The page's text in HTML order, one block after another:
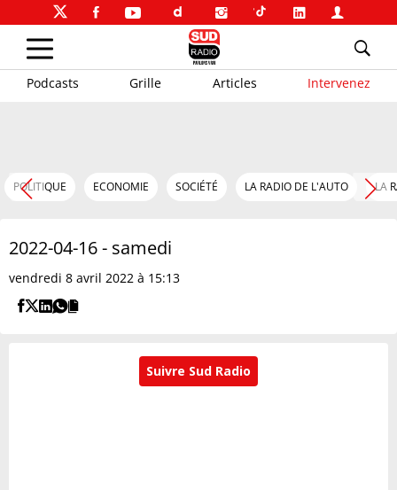
Podcasts Grille Articles Intervenez
POLITIQUE ECONOMIE SOCIÉTÉ LA RADIO DE L'AUTO LA
2022-04-16 - samedi
vendredi 8 avril 2022 à 15:13
Suivre Sud Radio